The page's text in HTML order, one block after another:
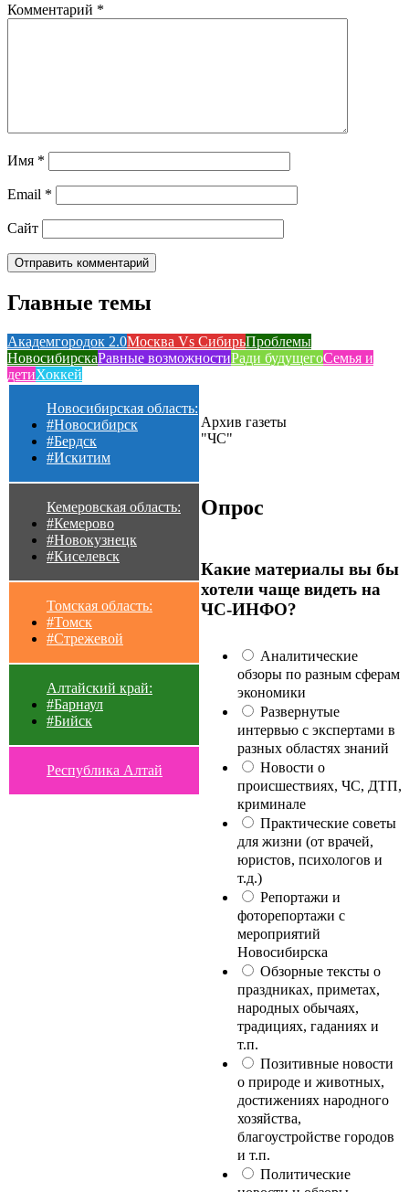
Комментарий *
Имя *
Email *
Сайт
Главные темы
Академгородок 2.0Москва Vs СибирьПроблемы
НовосибирскаРавные возможностиРади будущегоСемья и
детиХоккей
Новосибирская область:
#Новосибирск
#Бердск
#Искитим
Кемеровская область:
#Кемерово
#Новокузнецк
#Киселевск
Томская область:
#Томск
#Стрежевой
Алтайский край:
#Барнаул
#Бийск
Республика Алтай
Архив газеты
"ЧС"
Опрос
Какие материалы вы бы
хотели чаще видеть на
ЧС-ИНФО?
Аналитические
обзоры по разным сферам
экономики
Развернутые
интервью с экспертами в
разных областях знаний
Новости о
происшествиях, ЧС, ДТП,
криминале
Практические советы
для жизни (от врачей,
юристов, психологов и
т.д.)
Репортажи и
фоторепортажи с
мероприятий
Новосибирска
Обзорные тексты о
праздниках, приметах,
народных обычаях,
традициях, гаданиях и
т.п.
Позитивные новости
о природе и животных,
достижениях народного
хозяйства,
благоустройстве городов
и т.п.
Политические